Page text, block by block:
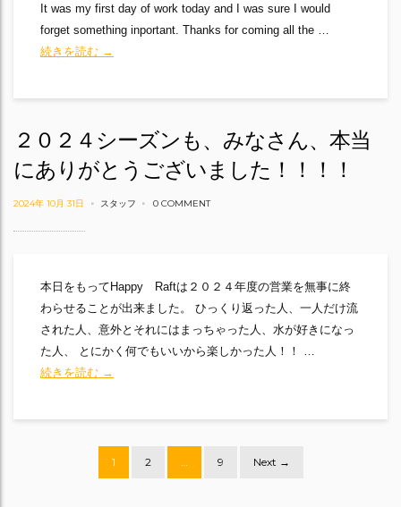
It was my first day of work today and I was sure I would
forget something inportant. Thanks for coming all the …
続きを読む First Tour of the Season
→
２０２４シーズンも、みなさん、本当
にありがとうございました！！！！
2024年 10月 31日 スタッフ 0 COMMENT
本日をもってHappy Raftは２０２４年度の営業を無事に終
わらせることが出来ました。 ひっくり返った人、一人だけ流
された人、意外とそれにはまっちゃった人、水が好きになっ
た人、 とにかく何でもいいから楽しかった人！！ …
続きを読む ２０２４シーズンも、みなさん、本当にありがとうござ
→
1 2 … 9 Next →